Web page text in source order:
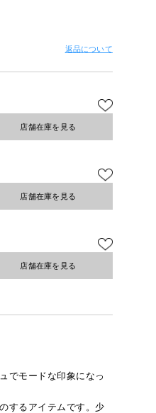
返品について
店舗在庫を見る
店舗在庫を見る
店舗在庫を見る
でモードな印象になっ
するアイテムです。少